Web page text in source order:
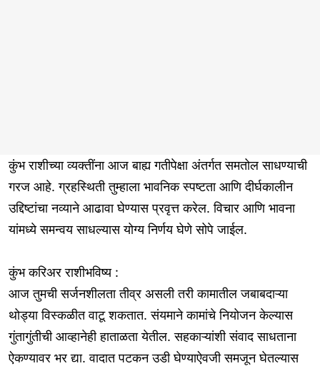
कुंभ राशीच्या व्यक्तींना आज बाह्य गतीपेक्षा अंतर्गत समतोल साधण्याची
गरज आहे. ग्रहस्थिती तुम्हाला भावनिक स्पष्टता आणि दीर्घकालीन
उद्दिष्टांचा नव्याने आढावा घेण्यास प्रवृत्त करेल. विचार आणि भावना
यांमध्ये समन्वय साधल्यास योग्य निर्णय घेणे सोपे जाईल.
कुंभ करिअर राशीभविष्य :
आज तुमची सर्जनशीलता तीव्र असली तरी कामातील जबाबदाऱ्या
थोड्या विस्कळीत वाटू शकतात. संयमाने कामांचे नियोजन केल्यास
गुंतागुंतीची आव्हानेही हाताळता येतील. सहकाऱ्यांशी संवाद साधताना
ऐकण्यावर भर द्या. वादात पटकन उडी घेण्याऐवजी समजून घेतल्यास